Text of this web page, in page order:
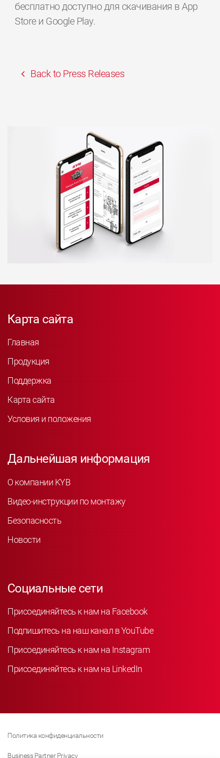
бесплатно доступно для скачивания в App
Store и Google Play.
Back to Press Releases
Карта сайта
Главная
Продукция
Поддержка
Карта сайта
Условия и положения
Дальнейшая информация
О компании KYB
Видео-инструкции по монтажу
Безопасность
Новости
Социальные сети
Присоединяйтесь к нам на Facebook
Подпишитесь на наш канал в YouTube
Присоединяйтесь к нам на Instagram
Присоединяйтесь к нам на LinkedIn
Политика конфиденциальности
Business Partner Privacy